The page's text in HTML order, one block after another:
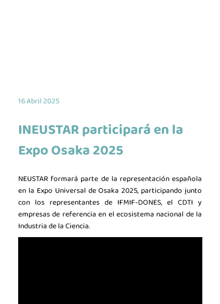
INEUSTAR participará en la
Expo Osaka 2025
16 Abril 2025
NEUSTAR formará parte de la representación española
en la Expo Universal de Osaka 2025, participando junto
con los representantes de IFMIF-DONES, el CDTI y
empresas de referencia en el ecosistema nacional de la
Industria de la Ciencia.